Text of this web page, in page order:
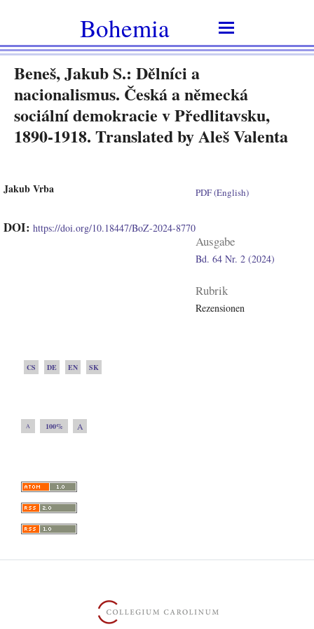
Bohemia
Beneš, Jakub S.: Dělníci a
nacionalismus. Česká a německá
sociální demokracie v Předlitavsku,
1890-1918. Translated by Aleš Valenta
Jakub Vrba
DOI: https://doi.org/10.18447/BoZ-2024-8770
PDF (English)
Ausgabe
Bd. 64 Nr. 2 (2024)
Rubrik
Rezensionen
CS DE EN SK
A 100% A